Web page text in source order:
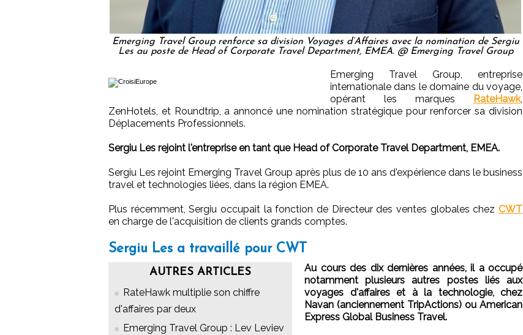
Emerging Travel Group renforce sa division Voyages d’Affaires avec la nomination de Sergiu
Les au poste de Head of Corporate Travel Department, EMEA. @ Emerging Travel Group
Emerging Travel Group, entreprise
internationale dans le domaine du voyage,
opérant les marques
RateHawk,
ZenHotels, et Roundtrip, a annoncé une nomination stratégique pour renforcer sa division
Déplacements Professionnels.
Sergiu Les rejoint l'entreprise en tant que Head of Corporate Travel Department, EMEA.
Sergiu Les rejoint Emerging Travel Group après plus de 10 ans d'expérience dans le business
travel et technologies liées, dans la région EMEA.
Plus récemment, Sergiu occupait la fonction de Directeur des ventes globales chez CWT
en charge de l'acquisition de clients grands comptes.
Sergiu Les a travaillé pour CWT
AUTRES ARTICLES
RateHawk multiplie son chiffre
d'affaires par deux
Emerging Travel Group : Lev Leviev
Au cours des dix dernières années, il a occupé
notamment plusieurs autres postes liés aux
voyages d'affaires et à la technologie, chez
Navan (anciennement TripActions) ou American
Express Global Business Travel.